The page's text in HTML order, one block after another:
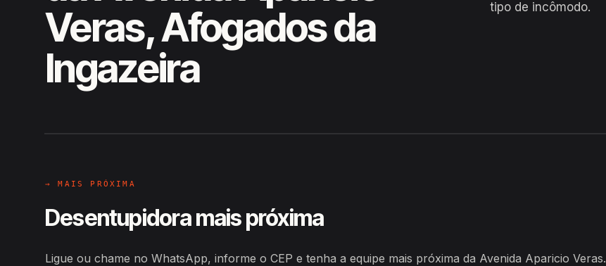
Veras, Afogados da
Ingazeira
tipo de incômodo.
EM CAMPO
→ MAIS PRÓXIMA
Desentupidora mais próxima
Ligue ou chame no WhatsApp, informe o CEP e tenha a equipe mais próxima da Avenida Aparicio Veras.